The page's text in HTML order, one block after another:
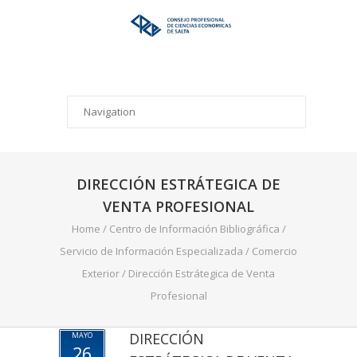
DIRECCIÓN ESTRÁTEGICA DE
VENTA PROFESIONAL
Home / Centro de Información Bibliográfica /
Servicio de Información Especializada / Comercio
Exterior/ Dirección Estrátegica de Venta
Profesional
MAYO
DIRECCIÓN